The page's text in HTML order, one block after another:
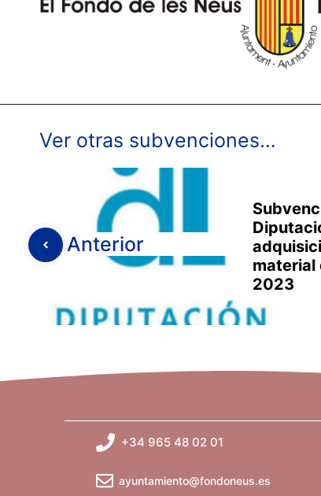
Ver otras subvenciones…
Anterior
material
2023
+34 965 48 02 01
ayuntamiento@fondoneus.es